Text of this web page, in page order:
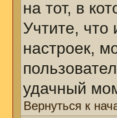
на тот, в
Учтите, что
настроек,
удачный
Вернуться к